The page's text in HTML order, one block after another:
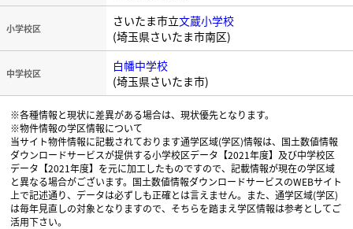
小学校区 さいたま市立文蔵小学校
(埼玉県さいたま市南区)
中学校区
白幡中学校
(埼玉県さいたま市)
※各種情報と現状に差異がある場合は、現状優先となります。
※物件情報の学区情報について
当サイト物件情報に記載されております通学区域(学区)情報は、国土数値情報
ダウンロードサービスが提供する小学校区データ【2021年度】及び中学校区
データ【2021年度】を元に加工したものですので、記載情報が現在の学区域
と異なる場合がございます。国土数値情報ダウンロードサービスのWEBサイト
上で記述通り、データは必ずしも正確とは言えません。また、通学区域(学区)
は毎年見直しの対象となりますので、そちらを踏まえ学区情報は参考としてご
活用下さい。